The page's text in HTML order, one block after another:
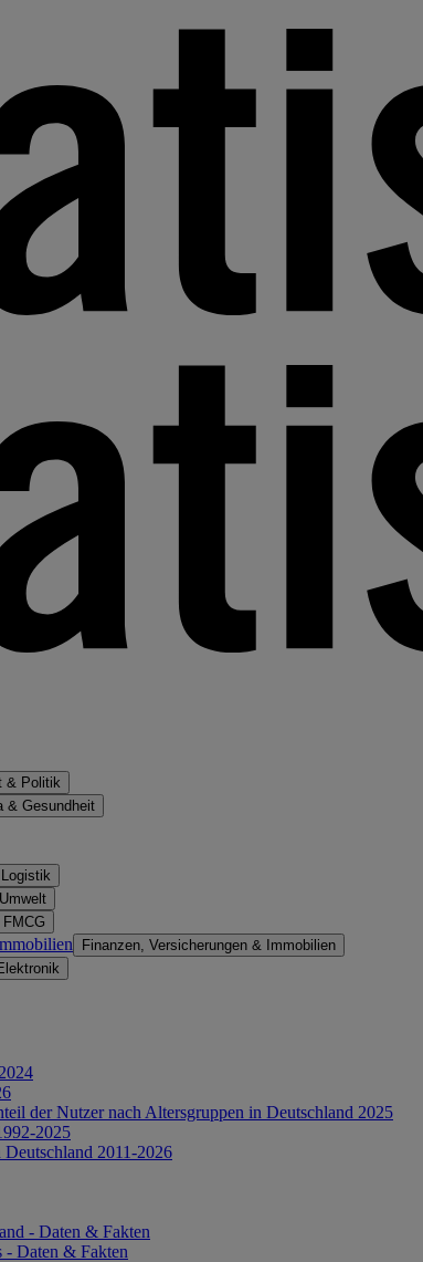
& Politik
& Gesundheit
Finanzen, Versicherungen & Immobilien
der Nutzer nach Altersgruppen in Deutschland 2025
2025
2011-2026
- Daten & Fakten
- Daten & Fakten